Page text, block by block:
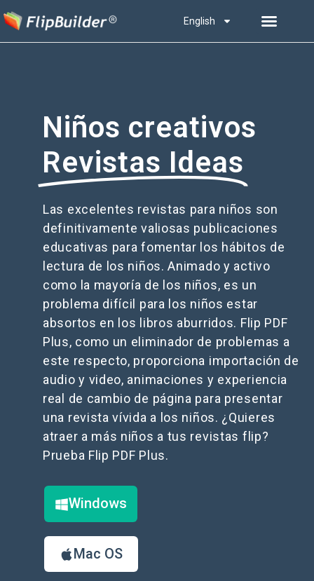
English
Niños creativos
Revistas Ideas
Las excelentes revistas para niños son
definitivamente valiosas publicaciones
educativas para fomentar los hábitos de
lectura de los niños. Animado y activo
como la mayoría de los niños, es un
problema difícil para los niños estar
absortos en los libros aburridos. Flip PDF
Plus, como un eliminador de problemas a
este respecto, proporciona importación de
audio y video, animaciones y experiencia
real de cambio de página para presentar
una revista vívida a los niños. ¿Quieres
atraer a más niños a tus revistas flip?
Prueba Flip PDF Plus.
Windows
Mac OS